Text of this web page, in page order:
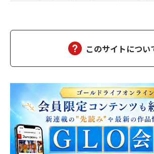
で人の命を奪うことになるかもしれないし、
このサイトについ